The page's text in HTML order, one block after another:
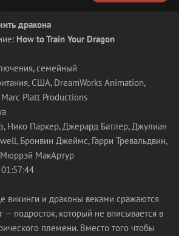
дракона
How to Train Your Dragon
семейный
США, DreamWorks Animation,
Platt Productions
Нико Паркер, Джерард Батлер, Джулиан
Бронвин Джеймс, Гарри Тревальдвин,
Мюррэй МакАртур
викинги и драконы веками сражаются
— подросток, который не вписывается в
племени. Вместо того чтобы